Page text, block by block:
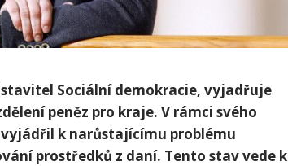
Sociální demokracie,⁢ vyjadřuje
peněz pro kraje. V rámci⁣ svého
‌k narůstajícímu problému
prostředků z daní. Tento stav vede k